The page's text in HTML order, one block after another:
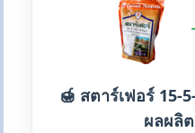
🍯 สตาร์เฟอร์ 15-
ผลผลิต